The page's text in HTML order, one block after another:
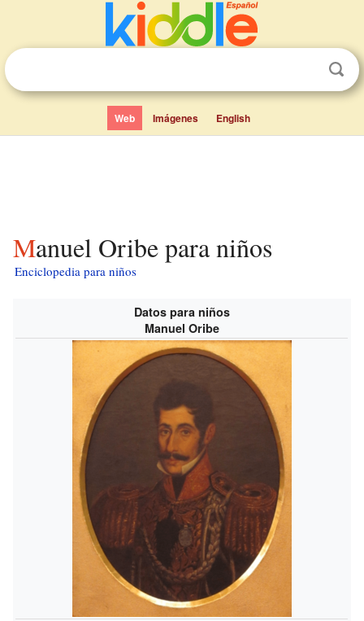
Web Imágenes English
Manuel Oribe para niños
Enciclopedia para niños
Datos para niños
Manuel Oribe